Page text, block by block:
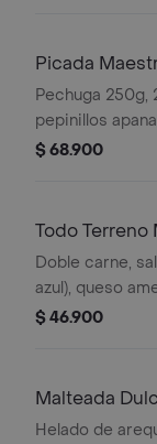
Picada
Pechuga 250g,
pepinillos
cheddar
$ 68.900
Todo Terreno
Doble carne,
azul), queso
pepinillos
$ 46.900
Malteada
Helado de